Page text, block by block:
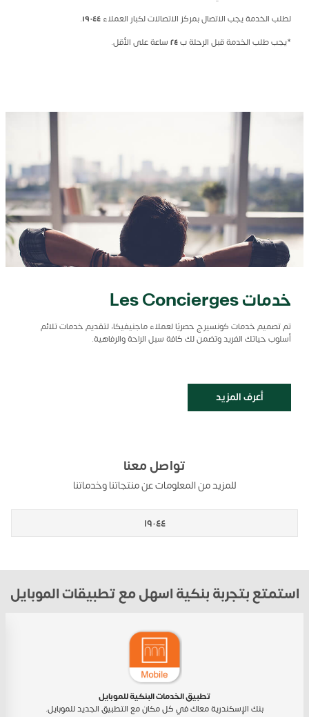
لطلب الخدمة يجب الاتصال بمركز الاتصالات لكبار العملاء ١٩٠٤٤.
*يجب طلب الخدمة قبل الرحلة ب٢٤ساعة على الأقل.
خدمات Les Concierges
تم تصميم خدمات كونسيرج حصريًا لعملاء ماجنيفيكا، لتقديم خدمات تلائم
أسلوب حياتك الفريد وتضمن لك كافة سبل الراحة والرفاهية.
أعرف المزيد
تواصل معنا
للمزيد من المعلومات عن منتجاتنا وخدماتنا
١٩٠٤٤
استمتع بتجربة بنكية اسهل مع تطبيقات الموبايل
تطبيق الخدمات البنكية للموبايل
بنك الإسكندرية معاك في كل مكان مع التطبيق الجديد للموبايل.